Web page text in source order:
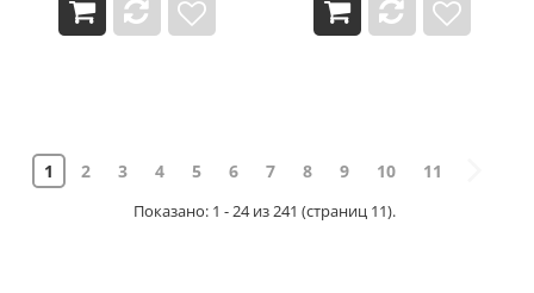
1 2 3 4 5 6 7 8 9 10 11
Показано: 1 - 24 из 241 (страниц 11).